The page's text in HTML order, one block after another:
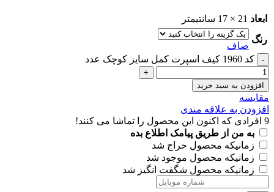
ابعاد 21 × 17 سانتیمتر
رنگ
صاف
کد 1960 کیف اسپرت کمل سایز کوچک عدد
افزودن به سبد خرید
مقايسه
افزودن به علاقه مندی
9 افرادی که اکنون این محصول را تماشا می کنند!
به من از طریق پیامک اطلاع بده
زمانیکه محصول حراج شد
زمانیکه محصول موجود شد
زمانیکه محصول شگفت انگیز شد